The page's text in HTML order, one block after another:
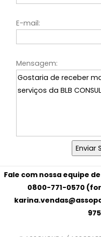
E-mail:
Mensagem:
Fale com nossa equipe
0800-771-0570